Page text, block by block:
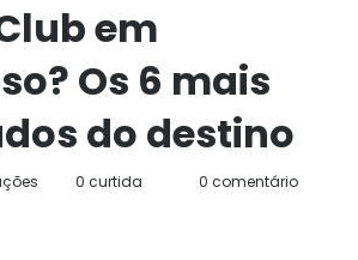
em
Os 6 mais
do destino
0 comentário
0 curtida